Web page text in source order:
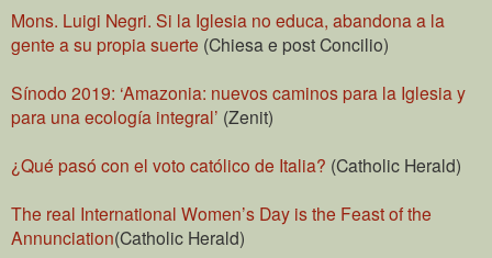
Mons. Luigi Negri. Si la Iglesia no educa, abandona a la
gente a su propia suerte (Chiesa e post Concilio)
Sínodo 2019: ‘Amazonia: nuevos caminos para la Iglesia y
para una ecología integral’ (Zenit)
¿Qué pasó con el voto católico de Italia? (Catholic Herald)
The real International Women’s Day is the Feast of the
Annunciation(Catholic Herald)